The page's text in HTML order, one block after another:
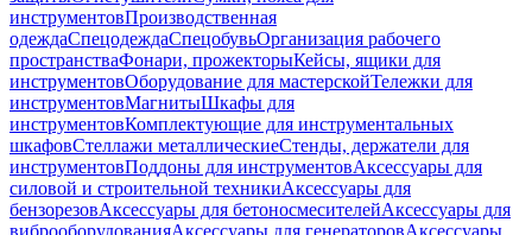
инструментовПроизводственная
одеждаСпецодеждаСпецобувьОрганизация рабочего
пространстваФонари, прожекторыКейсы, ящики для
инструментовОборудование для мастерскойТележки для
инструментовМагнитыШкафы для
инструментовКомплектующие для инструментальных
шкафовСтеллажи металлическиеСтенды, держатели для
инструментовПоддоны для инструментовАксессуары для
силовой и строительной техникиАксессуары для
бензорезовАксессуары для бетоносмесителейАксессуары для
виброоборудованияАксессуары для генераторовАксессуары